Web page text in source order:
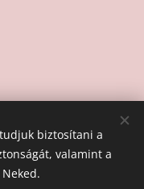
biztosítani a
valamint a